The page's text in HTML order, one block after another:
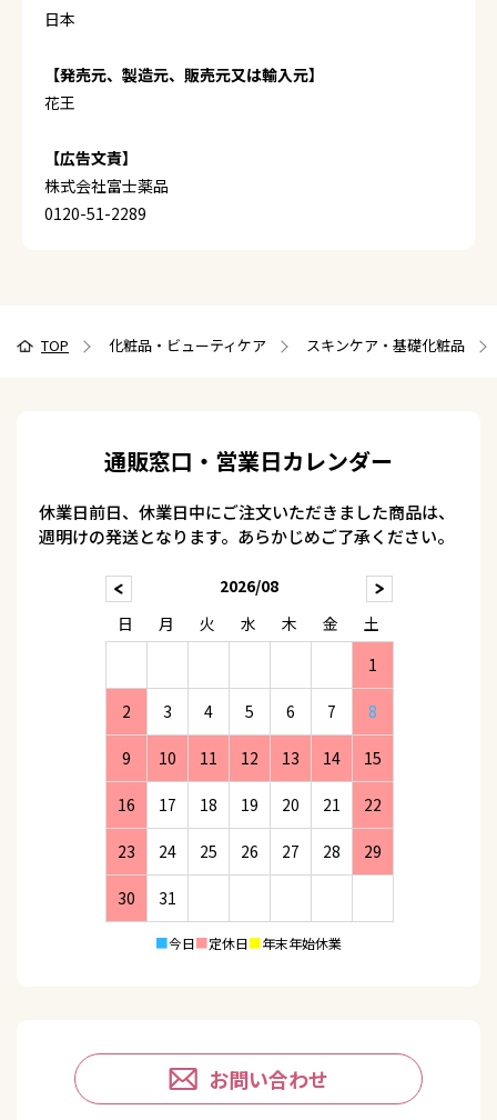
日本
【発売元、製造元、販売元又は輸入元】
花王
【広告文責】
株式会社富士薬品
0120-51-2289
TOP 化粧品・ビューティケア スキンケア・基礎化粧品
通販窓口・営業日カレンダー
休業日前日、休業日中にご注文いただきました商品は、
週明けの発送となります。あらかじめご了承ください。
2026/08
日
月 火 水 木 金
土
1
2 3 4 5 6 7 8
9 10 11 12 13 14 15
16 17 18 19 20 21 22
23 24 25 26 27 28 29
30 31
■今日■定休日■年末年始休業
お問い合わせ